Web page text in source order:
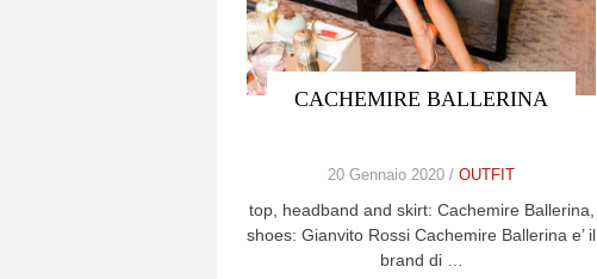
CACHEMIRE BALLERINA
20 Gennaio 2020 /OUTFIT
top, headband and skirt: Cachemire Ballerina,
shoes: Gianvito Rossi Cachemire Ballerina e’ il
brand di …